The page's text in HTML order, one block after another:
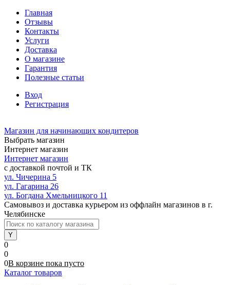
Главная
Отзывы
Контакты
Услуги
Доставка
О магазине
Гарантия
Полезные статьи
Вход
Регистрация
Магазин для начинающих кондитеров
Выбрать магазин
Интернет магазин
Интернет магазин
с доставкой почтой и ТК
ул. Чичерина 5
ул. Гагарина 26
ул. Богдана Хмельницкого 11
Самовывоз и доставка курьером из оффлайн магазинов в г.
Челябинске
0
0
0В корзине пока пусто
Каталог товаров